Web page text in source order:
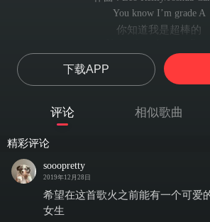
You know I’m grade A
你知道我是超棒的
你男友的心驰神往
You go outta your way
你竭尽全力
躲避你我的眼神交流
You should break up with your
You should break up with your
下载APP
评论 相似歌曲
精彩评论
sooopretty
2019年12月28日
希望在这首歌火之前能有一个可爱
女生